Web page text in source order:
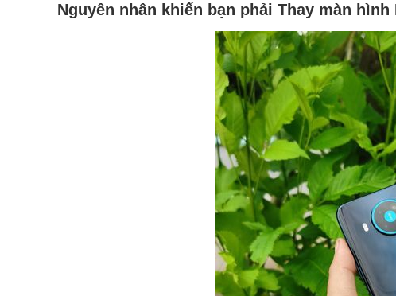
Nguyên nhân khiến bạn phải Thay màn hình